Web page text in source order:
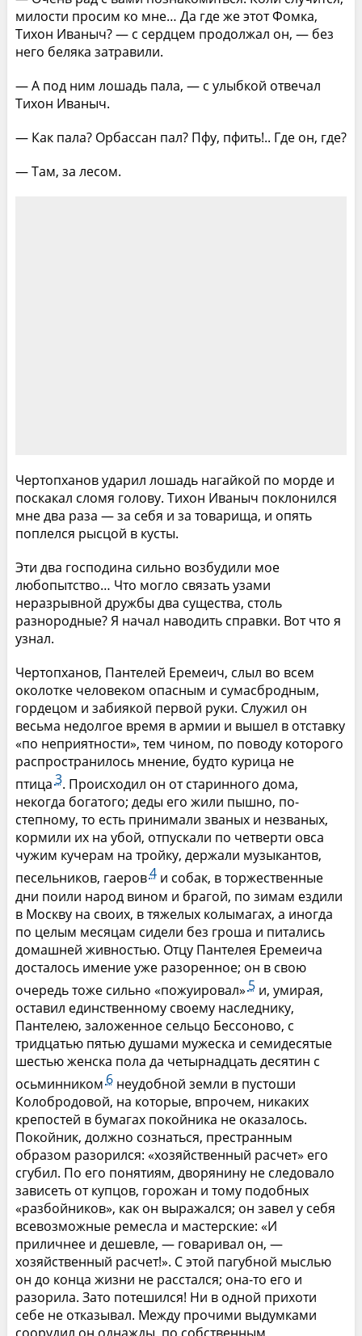
милости просим ко мне… Да где же этот Фомка,
Тихон Иваныч? — с сердцем продолжал он, — без
него беляка затравили.
— А под ним лошадь пала, — с улыбкой отвечал
Тихон Иваныч.
— Как пала? Орбассан пал? Пфу, пфить!.. Где он, где?
— Там, за лесом.
Чертопханов ударил лошадь нагайкой по морде и
поскакал сломя голову. Тихон Иваныч поклонился
мне два раза — за себя и за товарища, и опять
поплелся рысцой в кусты.
Эти два господина сильно возбудили мое
любопытство… Что могло связать узами
неразрывной дружбы два существа, столь
разнородные? Я начал наводить справки. Вот что я
узнал.
Чертопханов, Пантелей Еремеич, слыл во всем
околотке человеком опасным и сумасбродным,
гордецом и забиякой первой руки. Служил он
весьма недолгое время в армии и вышел в отставку
«по неприятности», тем чином, по поводу которого
распространилось мнение, будто курица не
птица3. Происходил он от старинного дома,
некогда богатого; деды его жили пышно, по-
степному, то есть принимали званых и незваных,
кормили их на убой, отпускали по четверти овса
чужим кучерам на тройку, держали музыкантов,
песельников, гаеров4и собак, в торжественные
дни поили народ вином и брагой, по зимам ездили
в Москву на своих, в тяжелых колымагах, а иногда
по целым месяцам сидели без гроша и питались
домашней живностью. Отцу Пантелея Еремеича
досталось имение уже разоренное; он в свою
очередь тоже сильно «пожуировал» 5и, умирая,
оставил единственному своему наследнику,
Пантелею, заложенное сельцо Бессоново, с
тридцатью пятью душами мужеска и семидесятые
шестью женска пола да четырнадцать десятин с
осьминником 6неудобной земли в пустоши
Колобродовой, на которые, впрочем, никаких
крепостей в бумагах покойника не оказалось.
Покойник, должно сознаться, престранным
образом разорился: «хозяйственный расчет» его
сгубил. По его понятиям, дворянину не следовало
зависеть от купцов, горожан и тому подобных
«разбойников», как он выражался; он завел у себя
всевозможные ремесла и мастерские: «И
приличнее и дешевле, — говаривал он, —
хозяйственный расчет!». С этой пагубной мыслью
он до конца жизни не расстался; она-то его и
разорила. Зато потешился! Ни в одной прихоти
себе не отказывал. Между прочими выдумками